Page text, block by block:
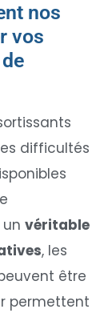
nos
vos
difficultés
véritable
, les
être
permettent